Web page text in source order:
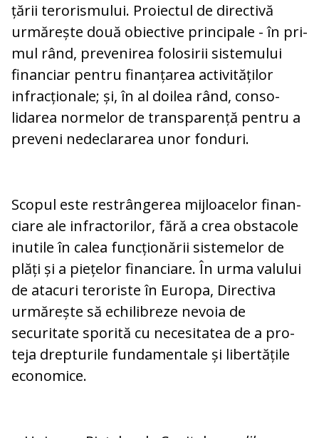
țării terorismului. Proiectul de directivă
urmărește două obiective principale - în pri­
mul rând, prevenirea folosirii sis­te­mu­lui
financiar pentru finanțarea activităților
infracționale; și, în al doilea rând, con­so­
lidarea normelor de transparență pentru a
preveni nedeclararea unor fonduri.
Scopul este restrângerea mijloacelor finan­
ciare ale infractorilor, fără a crea obsta­co­le
inutile în calea funcționării sistemelor de
plăți și a piețelor financiare. În urma valului
de atacuri teroriste în Europa, Di­rectiva
urmărește să echilibreze nevoia de
securitate sporită cu necesitatea de a pro­
teja drepturile fundamentale și libertățile
economice.